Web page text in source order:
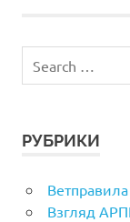
РУБРИКИ
Ветправила
Взгляд